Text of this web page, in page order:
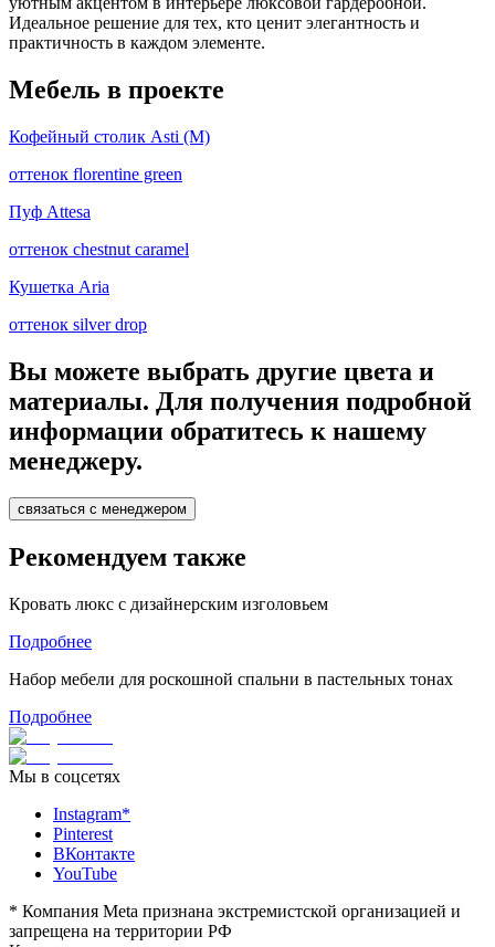
Идеальное решение для тех, кто ценит элегантность и
практичность в каждом элементе.
Мебель в проекте
Кофейный столик Asti (M)
оттенок florentine green
Пуф Attesa
оттенок chestnut caramel
Кушетка Aria
оттенок silver drop
Вы можете выбрать другие цвета и
материалы. Для получения подробной
информации обратитесь к нашему
менеджеру.
связаться с менеджером
Рекомендуем также
Кровать люкс с дизайнерским изголовьем
Подробнее
Набор мебели для роскошной спальни в пастельных тонах
Подробнее
Мы в соцсетях
Instagram*
Pinterest
ВКонтакте
YouTube
* Компания Meta признана экстремистской организацией и
запрещена на территории РФ